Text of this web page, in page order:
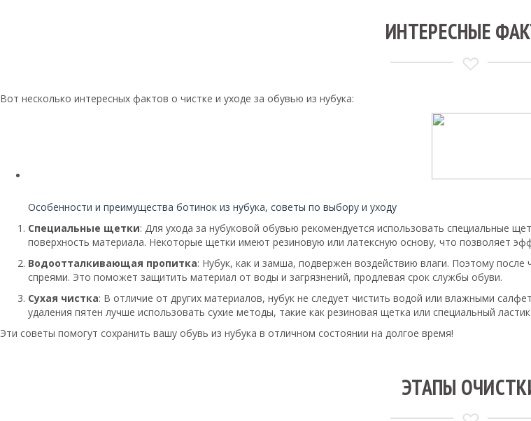
ИНТЕРЕСНЫЕ
Вот несколько интересных фактов о чистке и уходе за обувью из нубука:
Особенности и преимущества ботинок из нубука, советы по выбору и уходу
Специальные щетки: Для ухода за нубуковой обувью рекомендуется использовать специальные
поверхность материала. Некоторые щетки имеют резиновую или латексную основу, что позволяет
Водоотталкивающая пропитка: Нубук, как и замша, подвержен воздействию влаги. Поэтому
спреями. Это поможет защитить материал от воды и загрязнений, продлевая срок службы обуви.
Сухая чистка: В отличие от других материалов, нубук не следует чистить водой или влажными
удаления пятен лучше использовать сухие методы, такие как резиновая щетка или специальный
Эти советы помогут сохранить вашу обувь из нубука в отличном состоянии на долгое время!
ЭТАПЫ